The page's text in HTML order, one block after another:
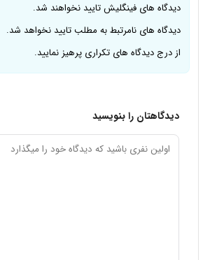
دیدگاه های فینگلیش تایید نخواهند شد.
دیدگاه های نامرتبط به مطلب تایید نخواهد شد.
از درج دیدگاه های تکراری پرهیز نمایید.
دیدگاهتان را بنویسید